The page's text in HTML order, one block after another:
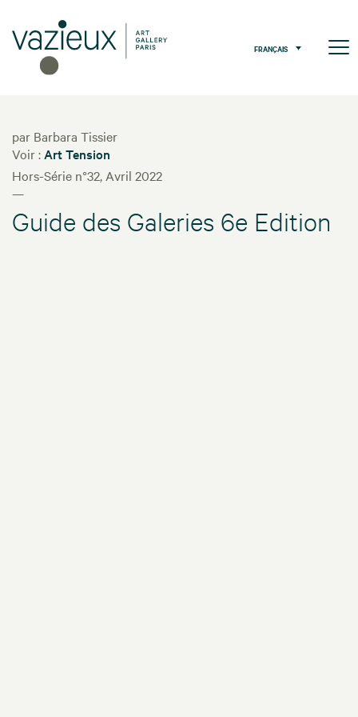
FRANÇAIS
par Barbara Tissier
Voir : Art Tension
Hors-Série n°32, Avril 2022
—
Guide des Galeries 6e Edition